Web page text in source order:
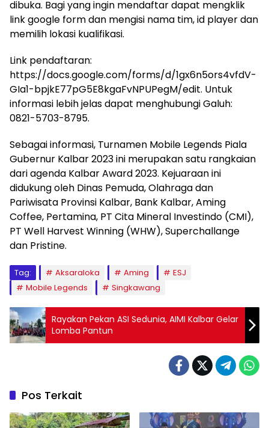
dibuka. Bagi yang ingin mendaftar dapat mengklik
link google form dan mengisi nama tim, id player dan
memilih lokasi kualifikasi.
Link pendaftaran:
https://docs.google.com/forms/d/1gx6n5ors4vfdV-
GIa1-bpjkE77pG5E8kgaFvNPUPegM/edit. Untuk
informasi lebih jelas dapat menghubungi Galuh:
0821-5703-8795.
Sebagai informasi, Turnamen Mobile Legends Piala
Gubernur Kalbar 2023 ini merupakan satu rangkaian
dari agenda Kalbar Award 2023. Kejuaraan ini
didukung oleh Dinas Pemuda, Olahraga dan
Pariwisata Provinsi Kalbar, Bank Kalbar, Aming
Coffee, Pertamina, PT Cita Mineral Investindo (CMI),
PT Well Harvest Winning (WHW), Superchallange
dan Pristine.
Tag: Aksaraloka Aming
ESJ
Mobile Legends
Singkawang
Rayakan Pekan ASI Sedunia, AIMI Kalbar Gelar
Lomba Pantun
Pos Terkait